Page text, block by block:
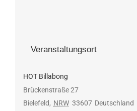
Veranstaltungsort
HOT Billabong
Brückenstraße 27
Bielefeld, NRW 33607 Deutschland